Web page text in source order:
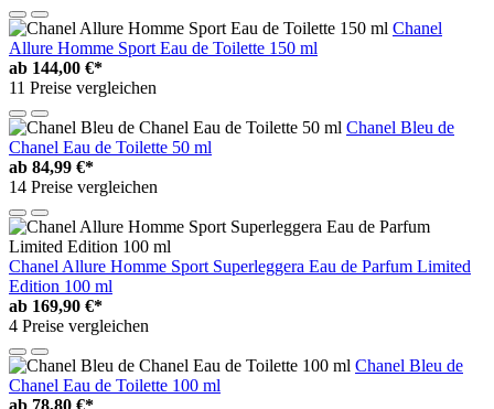
Chanel
Allure Homme Sport Eau de Toilette 150 ml
ab 144,00 €*
11 Preise vergleichen
Chanel Bleu de
Chanel Eau de Toilette 50 ml
ab 84,99 €*
14 Preise vergleichen
Chanel Allure Homme Sport Superleggera Eau de Parfum Limited
Edition 100 ml
ab 169,90 €*
4 Preise vergleichen
Chanel Bleu de
Chanel Eau de Toilette 100 ml
ab 78,80 €*